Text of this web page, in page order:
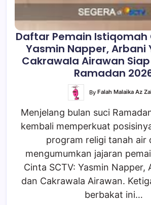
Daftar Pemain Istiqomah
Yasmin Napper, Arbani
Cakrawala Airawan
Ramadan
By Falah Malaika Az
Menjelang bulan suci
kembali memperkuat
program religi tanah air
mengumumkan jajaran
Cinta SCTV: Yasmin Napper,
dan Cakrawala Airawan.
berbakat ini…